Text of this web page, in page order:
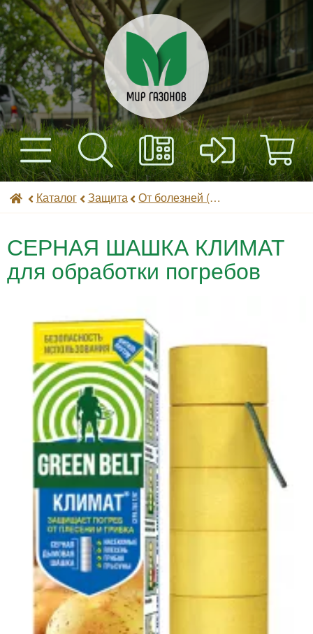
Каталог
Оплата
+7(495) 597-82-01
Найти
Мир газонов
Каталог Защита От болезней (фунгициды)
СЕРНАЯ ШАШКА КЛИМАТ
для обработки погребов